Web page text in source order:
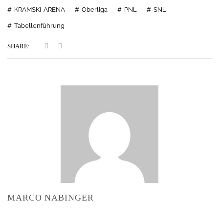
KRAMSKI-ARENA Oberliga PNL SNL
Tabellenführung
SHARE:
MARCO NABINGER